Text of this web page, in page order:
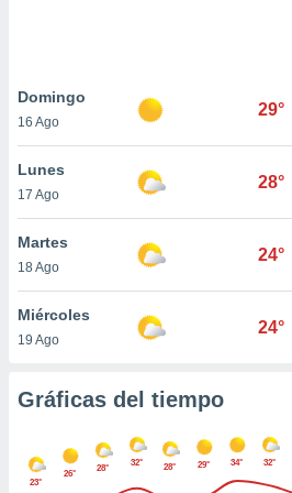
únicos
similares
como
sitio
de
posible
en
a lo que
Para
su
Domingo
16 Ago
29°
Lunes
17 Ago
28°
Martes
18 Ago
24°
Miércoles
19 Ago
24°
Gráficas del tiempo
23°
26°
28°
32° 28° 29° 34° 32°